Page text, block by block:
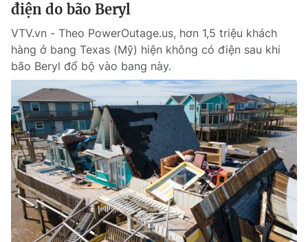
điện do bão Beryl
VTV.vn - Theo PowerOutage.us, hơn 1,5 triệu khách
hàng ở bang Texas (Mỹ) hiện không có điện sau khi
bão Beryl đổ bộ vào bang này.